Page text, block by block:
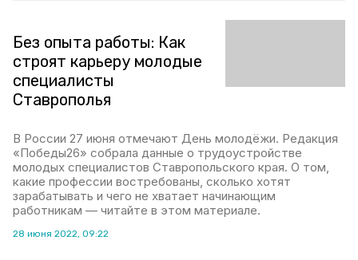
Без опыта работы: Как
строят карьеру молодые
специалисты
Ставрополья
В России 27 июня отмечают День молодёжи. Редакция
«Победы26» собрала данные о трудоустройстве
молодых специалистов Ставропольского края. О том,
какие профессии востребованы, сколько хотят
зарабатывать и чего не хватает начинающим
работникам — читайте в этом материале.
28 июня 2022, 09:22